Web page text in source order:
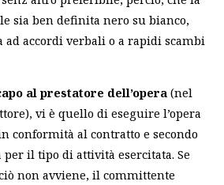
sia ben definita nero su bianco,
ad accordi verbali o a rapidi scambi
al prestatore dell’opera (nel
vi è quello di eseguire l’opera
conformità al contratto e secondo
il tipo di attività esercitata. Se
non avviene, il committente